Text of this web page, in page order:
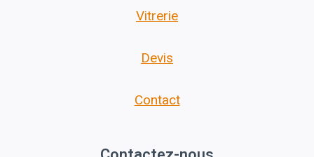
Vitrerie
Devis
Contact